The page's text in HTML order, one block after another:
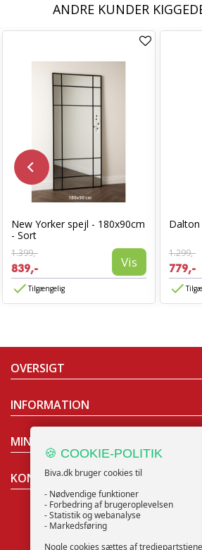
ANDRE KUNDER
New Yorker spejl - 180x90cm
- Sort
1.399,-
839,- Vis
Tilgængelig
Dalton
1.299,-
779,-
OVERSIGT
INFORMATION
MIN KONTO
KONTAKT OS
🍪 COOKIE-POLITIK
Biva.dk bruger cookies til
- Nødvendige funktioner
- Forbedring af brugeroplevelsen
- Statistik og webanalyse
- Markedsføring
Nogle cookies sættes af